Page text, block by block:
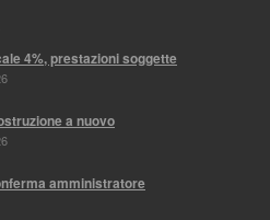
4%, prestazioni soggette
a nuovo
amministratore